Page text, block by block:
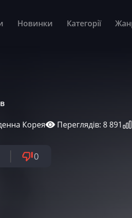
Новинки Категорії
Корея
Переглядів: 8 891
0